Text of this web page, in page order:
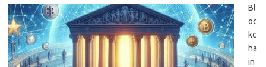
Bl
oc
kc
ha
in